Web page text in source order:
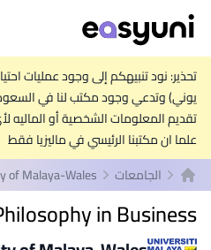
تحذير: نود تنبيهكم إلى وجود عمليات
يوني) وتدعي وجود مكتب لنا في
تقديم المعلومات الشخصية أو الماليه
علما ان مكتبنا الرئيسي في ماليزيا فقط
الصفحة الرئيسية
الجامعات of Malaya-Wales
in Business